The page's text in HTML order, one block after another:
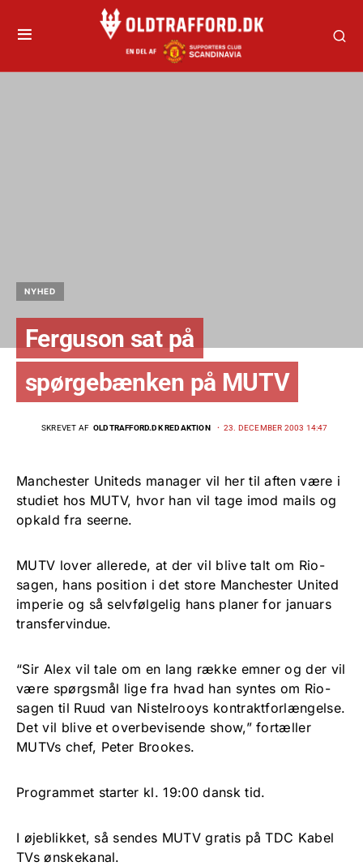
NYHED
Ferguson sat på
spørgebænken på MUTV
SKREVET AF OLDTRAFFORD.DK REDAKTION 23. DECEMBER 2003 14:47
Manchester Uniteds manager vil her til aften være i
studiet hos MUTV, hvor han vil tage imod mails og
opkald fra seerne.
MUTV lover allerede, at der vil blive talt om Rio-
sagen, hans position i det store Manchester United
imperie og så selvfølgelig hans planer for januars
transfervindue.
“Sir Alex vil tale om en lang række emner og der vil
være spørgsmål lige fra hvad han syntes om Rio-
sagen til Ruud van Nistelrooys kontraktforlængelse.
Det vil blive et overbevisende show,” fortæller
MUTVs chef, Peter Brookes.
Programmet starter kl. 19:00 dansk tid.
I øjeblikket, så sendes MUTV gratis på TDC Kabel
TVs ønskekanal.